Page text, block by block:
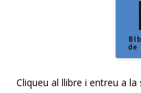
Cliqueu al llibre i entreu a la